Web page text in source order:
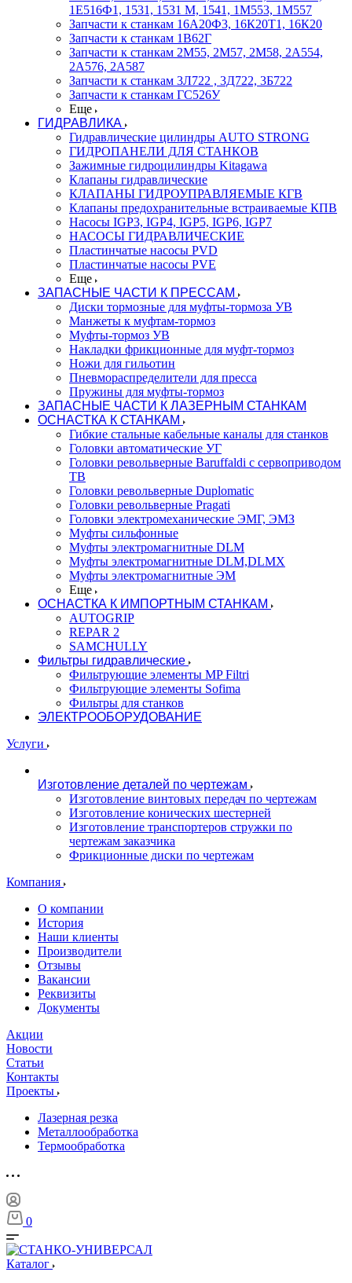
1Е516Ф1, 1531, 1531 М, 1541, 1М553, 1М557
Запчасти к станкам 16А20Ф3, 16К20Т1, 16К20
Запчасти к станкам 1В62Г
Запчасти к станкам 2М55, 2М57, 2М58, 2А554,
2А576, 2А587
Запчасти к станкам 3Л722 , 3Д722, 3Б722
Запчасти к станкам ГС526У
Еще
ГИДРАВЛИКА
Гидравлические цилиндры AUTO STRONG
ГИДРОПАНЕЛИ ДЛЯ СТАНКОВ
Зажимные гидроцилиндры Kitagawa
Клапаны гидравлические
КЛАПАНЫ ГИДРОУПРАВЛЯЕМЫЕ КГВ
Клапаны предохранительные встраиваемые КПВ
Насосы IGP3, IGP4, IGP5, IGP6, IGP7
НАСОСЫ ГИДРАВЛИЧЕСКИЕ
Пластинчатые насосы PVD
Пластинчатые насосы PVE
Еще
ЗАПАСНЫЕ ЧАСТИ К ПРЕССАМ
Диски тормозные для муфты-тормоза УВ
Манжеты к муфтам-тормоз
Муфты-тормоз УВ
Накладки фрикционные для муфт-тормоз
Ножи для гильотин
Пневмораспределители для пресса
Пружины для муфты-тормоз
ЗАПАСНЫЕ ЧАСТИ К ЛАЗЕРНЫМ СТАНКАМ
ОСНАСТКА К СТАНКАМ
Гибкие стальные кабельные каналы для станков
Головки автоматические УГ
Головки револьверные Baruffaldi с сервоприводом
ТВ
Головки револьверные Duplomatic
Головки револьверные Pragati
Головки электромеханические ЭМГ, ЭМЗ
Муфты сильфонные
Муфты электромагнитные DLM
Муфты электромагнитные DLM,DLMX
Муфты электромагнитные ЭМ
Еще
ОСНАСТКА К ИМПОРТНЫМ СТАНКАМ
AUTOGRIP
REPAR 2
SAMCHULLY
Фильтры гидравлические
Фильтрующие элементы MP Filtri
Фильтрующие элементы Sofima
Фильтры для станков
ЭЛЕКТРООБОРУДОВАНИЕ
Услуги
Изготовление деталей по чертежам
Изготовление винтовых передач по чертежам
Изготовление конических шестерней
Изготовление транспортеров стружки по
чертежам заказчика
Фрикционные диски по чертежам
Компания
О компании
История
Наши клиенты
Производители
Отзывы
Вакансии
Реквизиты
Документы
Акции
Новости
Статьи
Контакты
Проекты
Лазерная резка
Металлообработка
Термообработка
0
Каталог